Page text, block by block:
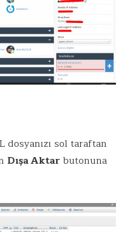
dosyanızı sol taraftan
Dışa Aktarbutonuna